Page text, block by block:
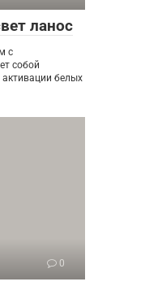
ланос
с
собой
активации белых
0